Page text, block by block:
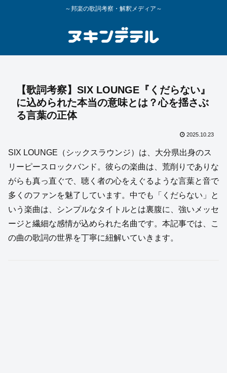
～邦楽の歌詞考察・解釈メディア～
【歌詞考察】SIX LOUNGE『くだらない』
に込められた本当の意味とは？心を揺さぶ
る言葉の正体
2025.10.23
SIX LOUNGE（シックスラウンジ）は、大分県出身のス
リーピースロックバンド。彼らの楽曲は、荒削りでありな
がらも真っ直ぐで、聴く者の心をえぐるような言葉と音で
多くのファンを魅了しています。中でも「くだらない」と
いう楽曲は、シンプルなタイトルとは裏腹に、強いメッセ
ージと繊細な感情が込められた名曲です。本記事では、こ
の曲の歌詞の世界を丁寧に紐解いていきます。